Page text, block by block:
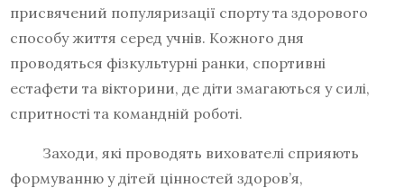
присвячений популяризації спорту та здорового
способу життя серед учнів. Кожного дня
проводяться фізкультурні ранки, спортивні
естафети та вікторини, де діти змагаються у силі,
спритності та командній роботі.
Заходи, які проводять вихователі сприяють
формуванню у дітей цінностей здоров’я,